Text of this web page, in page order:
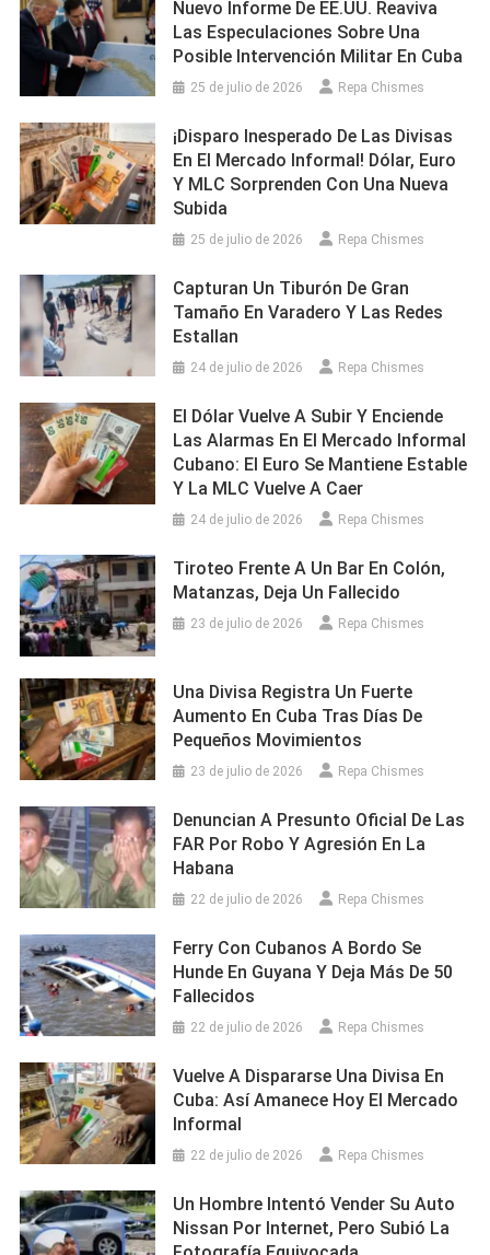
Nuevo Informe De EE.UU. Reaviva
Las Especulaciones Sobre Una
Posible Intervención Militar En Cuba
25 de julio de 2026 Repa Chismes
¡Disparo Inesperado De Las Divisas
En El Mercado Informal! Dólar, Euro
Y MLC Sorprenden Con Una Nueva
Subida
25 de julio de 2026 Repa Chismes
Capturan Un Tiburón De Gran
Tamaño En Varadero Y Las Redes
Estallan
24 de julio de 2026 Repa Chismes
El Dólar Vuelve A Subir Y Enciende
Las Alarmas En El Mercado Informal
Cubano: El Euro Se Mantiene Estable
Y La MLC Vuelve A Caer
24 de julio de 2026 Repa Chismes
Tiroteo Frente A Un Bar En Colón,
Matanzas, Deja Un Fallecido
23 de julio de 2026 Repa Chismes
Una Divisa Registra Un Fuerte
Aumento En Cuba Tras Días De
Pequeños Movimientos
23 de julio de 2026 Repa Chismes
Denuncian A Presunto Oficial De Las
FAR Por Robo Y Agresión En La
Habana
22 de julio de 2026 Repa Chismes
Ferry Con Cubanos A Bordo Se
Hunde En Guyana Y Deja Más De 50
Fallecidos
22 de julio de 2026 Repa Chismes
Vuelve A Dispararse Una Divisa En
Cuba: Así Amanece Hoy El Mercado
Informal
22 de julio de 2026 Repa Chismes
Un Hombre Intentó Vender Su Auto
Nissan Por Internet, Pero Subió La